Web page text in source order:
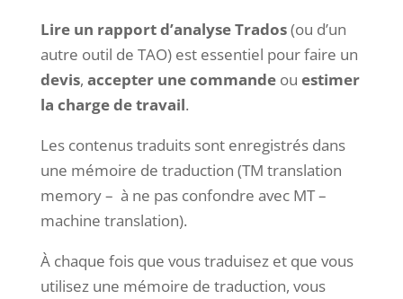
Lire un rapport d’analyse Trados(ou d’un
autre outil de TAO) est essentiel pour faire un
devis, accepter une commandeou estimer
la charge de travail.
Les contenus traduits sont enregistrés dans
une mémoire de traduction (TM translation
memory – à ne pas confondre avec MT –
machine translation).
À chaque fois que vous traduisez et que vous
utilisez une mémoire de traduction, vous